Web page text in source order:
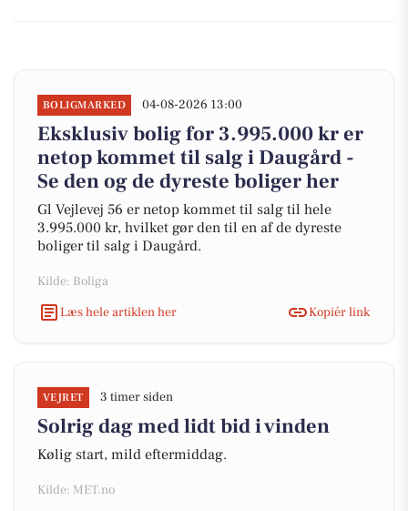
BOLIGMARKED 04-08-2026 13:00
Eksklusiv bolig for 3.995.000 kr er
netop kommet til salg i Daugård -
Se den og de dyreste boliger her
Gl Vejlevej 56 er netop kommet til salg til hele
3.995.000 kr, hvilket gør den til en af de dyreste
boliger til salg i Daugård.
Kilde: Boliga
Læs hele artiklen her
Kopiér link
VEJRET 3 timer siden
Solrig dag med lidt bid i vinden
Kølig start, mild eftermiddag.
Kilde: MET.no